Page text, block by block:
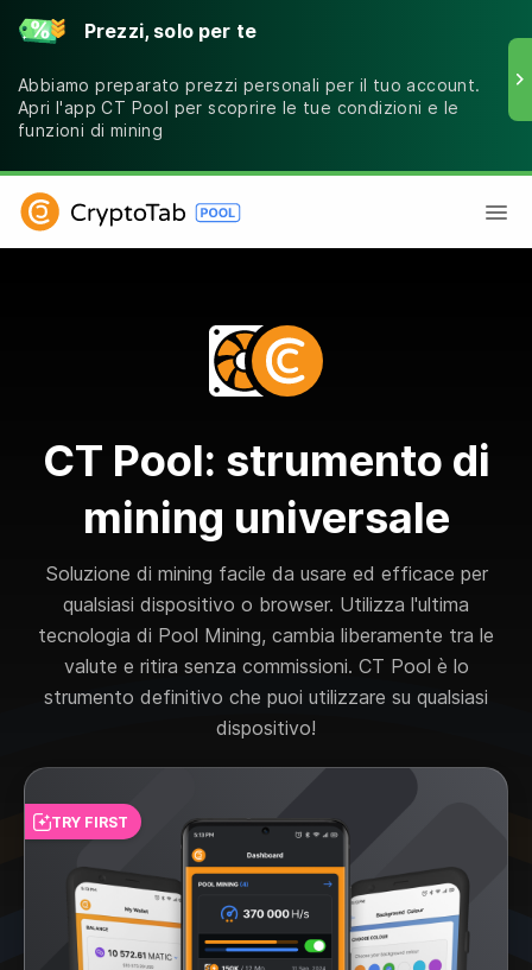
Prezzi, solo per te
Abbiamo preparato prezzi personali per il tuo account.
Apri l'app CT Pool per scoprire le tue condizioni e le
funzioni di mining
CT Pool: strumento di
mining universale
Soluzione di mining facile da usare ed efficace per
qualsiasi dispositivo o browser. Utilizza l'ultima
tecnologia di Pool Mining, cambia liberamente tra le
valute e ritira senza commissioni. CT Pool è lo
strumento definitivo che puoi utilizzare su qualsiasi
dispositivo!
TRY FIRST